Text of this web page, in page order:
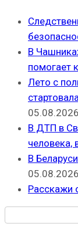
В
помогает
Лето с
05.08.2026
В ДТП в
человека,
В
05.08.2026
Расскажи